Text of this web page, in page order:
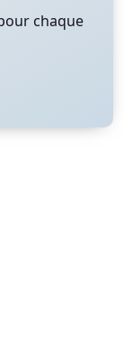
chaque